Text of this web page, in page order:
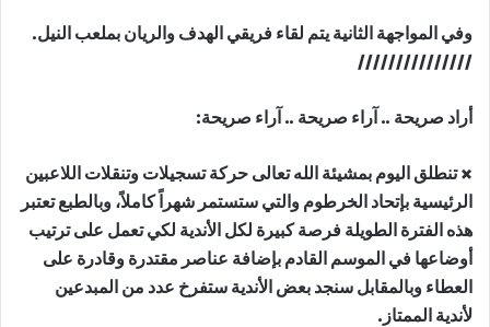
وفي المواجهة الثانية يتم لقاء فريقي الهدف والريان بملعب النيل.
///////////////
أراد صريحة .. آراء صريحة .. آراء صريحة:
× تنطلق اليوم بمشيئة الله تعالى حركة تسجيلات وتنقلات اللاعبين
الرئيسية بإتحاد الخرطوم والتي ستستمر شهراً كاملاً، وبالطبع تعتبر
هذه الفترة الطويلة فرصة كبيرة لكل الأندية لكي تعمل على ترتيب
أوضاعها في الموسم القادم بإضافة عناصر مقتدرة وقادرة على
العطاء وبالمقابل سنجد بعض الأندية ستفرخ عدد من المبدعين
لأندية الممتاز.